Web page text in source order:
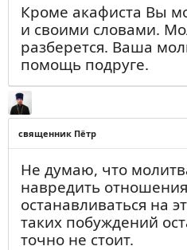
Кроме акафиста Вы
и своими словами.
разберется. Ваша
помощь подруге.
священник Пётр
Не думаю, что
навредить
останавливаться на
таких побуждений
точно не стоит.